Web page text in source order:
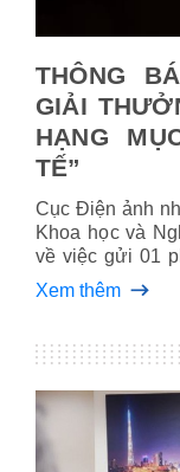
THÔNG
GIẢI
HẠNG
TẾ”
Cục Điện ảnh
Khoa học và
về việc gửi 01
tham dự Vòng
hạng mục
Xem thêm